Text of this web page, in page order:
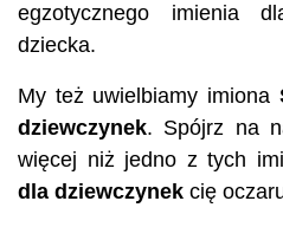
egzotycznego imienia
dziecka.
My też uwielbiamy imiona
dziewczynek. Spójrz na
więcej niż jedno z tych
dla dziewczynek cię